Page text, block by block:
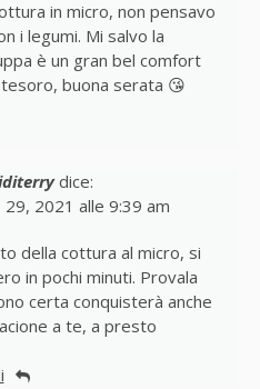
in micro, non pensavo
i legumi. Mi salvo la
è un gran bel comfort
buona serata 😘
dice:
29, 2021 alle 9:39 am
della cottura al micro, si
in pochi minuti. Provala
certa conquisterà anche
a te, a presto